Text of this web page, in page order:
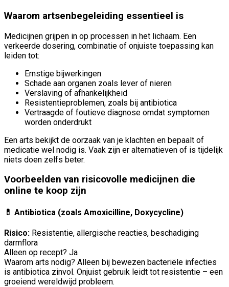
Waarom artsenbegeleiding essentieel is
Medicijnen grijpen in op processen in het lichaam. Een
verkeerde dosering, combinatie of onjuiste toepassing kan
leiden tot:
Ernstige bijwerkingen
Schade aan organen zoals lever of nieren
Verslaving of afhankelijkheid
Resistentieproblemen, zoals bij antibiotica
Vertraagde of foutieve diagnose omdat symptomen
worden onderdrukt
Een arts bekijkt de oorzaak van je klachten en bepaalt of
medicatie wel nodig is. Vaak zijn er alternatieven of is tijdelijk
niets doen zelfs beter.
Voorbeelden van risicovolle medicijnen die
online te koop zijn
💊 Antibiotica (zoals Amoxicilline, Doxycycline)
Risico: Resistentie, allergische reacties, beschadiging
darmflora
Alleen op recept? Ja
Waarom arts nodig? Alleen bij bewezen bacteriële infecties
is antibiotica zinvol. Onjuist gebruik leidt tot resistentie – een
groeiend wereldwijd probleem.